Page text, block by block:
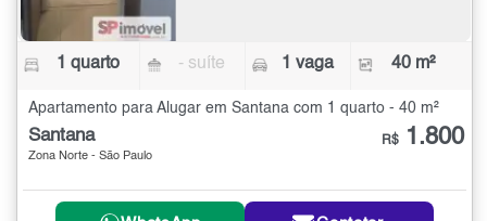
1 quarto - suíte 1 vaga 40 m²
Apartamento para Alugar em Santana com 1 quarto - 40 m²
Santana
Zona Norte - São Paulo
R$ 1.800